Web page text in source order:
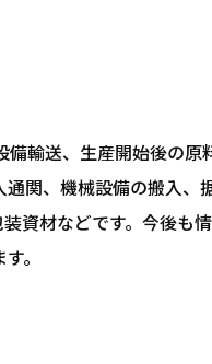
輸送、生産開始後の原
関、機械設備の搬入、
資材などです。今後も
。